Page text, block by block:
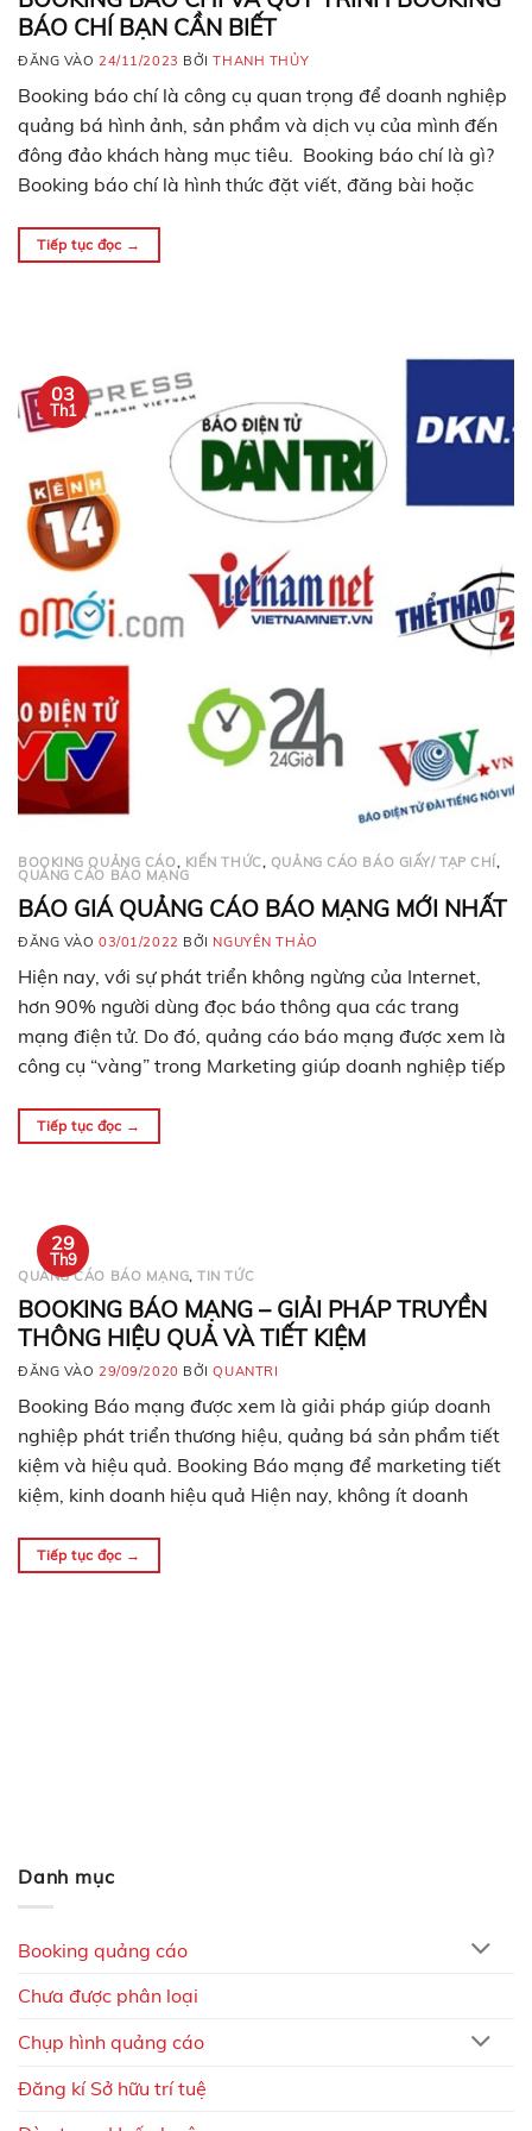
BÁO CHÍ BẠN CẦN BIẾT
ĐĂNG VÀO 24/11/2023 BỞITHANH THỦY
Booking báo chí là công cụ quan trọng để doanh nghiệp
quảng bá hình ảnh, sản phẩm và dịch vụ của mình đến
đông đảo khách hàng mục tiêu. Booking báo chí là gì?
Booking báo chí là hình thức đặt viết, đăng bài hoặc
Tiếp tục đọc →
03
Th1
BOOKING QUẢNG CÁO, KIẾN THỨC, QUẢNG CÁO BÁO GIẤY/ TẠP CHÍ,
QUẢNG CÁO BÁO MẠNG
BÁO GIÁ QUẢNG CÁO BÁO MẠNG MỚI NHẤT
ĐĂNG VÀO03/01/2022 BỞI NGUYÊN THẢO
Hiện nay, với sự phát triển không ngừng của Internet,
hơn 90% người dùng đọc báo thông qua các trang
mạng điện tử. Do đó, quảng cáo báo mạng được xem là
công cụ “vàng” trong Marketing giúp doanh nghiệp tiếp
cáo báo mạng là…
Tiếp tục đọc →
29
Th9
QUẢNG CÁO BÁO MẠNG,TIN TỨC
BOOKING BÁO MẠNG – GIẢI PHÁP TRUYỀN
THÔNG HIỆU QUẢ VÀ TIẾT KIỆM
ĐĂNG VÀO 29/09/2020 BỞIQUANTRI
Booking Báo mạng được xem là giải pháp giúp doanh
nghiệp phát triển thương hiệu, quảng bá sản phẩm tiết
kiệm và hiệu quả. Booking Báo mạng để marketing tiết
kiệm, kinh doanh hiệu quả Hiện nay, không ít doanh
phức tạp. Nhiều doanh nghiệp…
Tiếp tục đọc →
Danh mục
Booking quảng cáo
Chưa được phân loại
Chụp hình quảng cáo
Đăng kí Sở hữu trí tuệ